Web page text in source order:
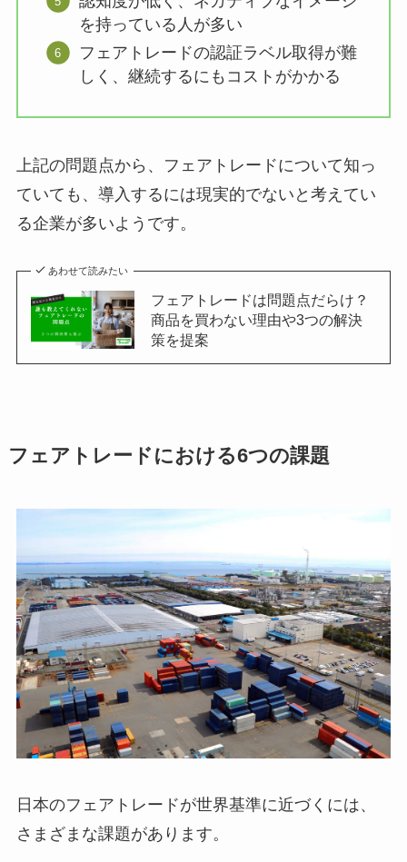
を持っている人が多い
フェアトレードの認証ラベル取得が難
しく、継続するにもコストがかかる
上記の問題点から、フェアトレードについて知っ
ていても、導入するには現実的でないと考えてい
る企業が多いようです。
あわせて読みたい
フェアトレードは問題点だらけ？
商品を買わない理由や3つの解決
策を提案
フェアトレードにおける6つの課題
日本のフェアトレードが世界基準に近づくには、
さまざまな課題があります。